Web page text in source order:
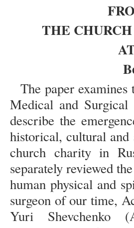
THE
The paper
Medical and
describe the
historical, cultural
church charity in
separately reviewed
human physical and
surgeon of our time,
Yuri Shevchenko